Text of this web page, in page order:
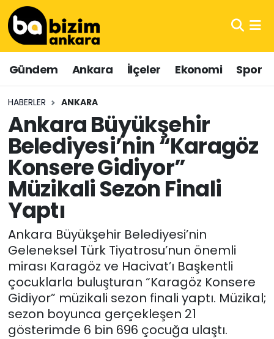
Gündem Ankara İlçeler Ekonomi Spor
HABERLER ANKARA
Ankara Büyükşehir
Belediyesi’nin “Karagöz
Konsere Gidiyor”
Müzikali Sezon Finali
Yaptı
Ankara Büyükşehir Belediyesi’nin
Geleneksel Türk Tiyatrosu’nun önemli
mirası Karagöz ve Hacivat’ı Başkentli
çocuklarla buluşturan “Karagöz Konsere
Gidiyor” müzikali sezon finali yaptı. Müzikal;
sezon boyunca gerçekleşen 21
gösterimde 6 bin 696 çocuğa ulaştı.
Hava Durumu
Trafik Durumu
Süper Lig Puan Durumu ve Fikstür
Tüm Manşetler
Son Dakika Haberleri
Haber Arşivi